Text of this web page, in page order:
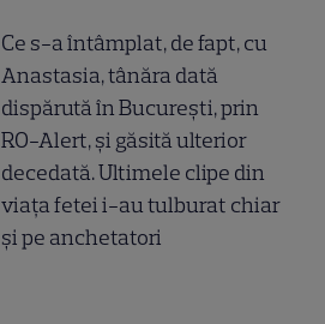
Ce s-a întâmplat, de fapt, cu
Anastasia, tânăra dată
dispărută în București, prin
RO-Alert, și găsită ulterior
decedată. Ultimele clipe din
viața fetei i-au tulburat chiar
și pe anchetatori